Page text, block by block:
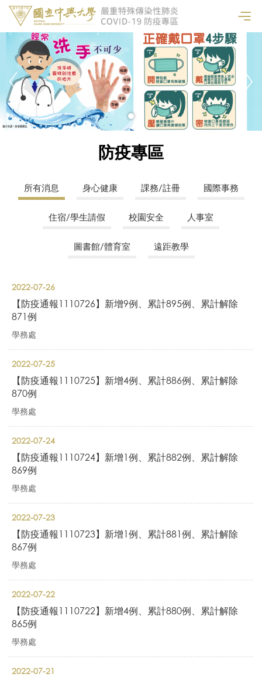
防疫專區
所有消息 身心健康 課務/註冊 國際事務
住宿/學生請假 校園安全 人事室
圖書館/體育室 遠距教學
2022-07-26
【防疫通報1110726】新增9例、累計895例、累計解除
871例
學務處
2022-07-25
【防疫通報1110725】新增4例、累計886例、累計解除
870例
學務處
2022-07-24
【防疫通報1110724】新增1例、累計882例、累計解除
869例
學務處
2022-07-23
【防疫通報1110723】新增1例、累計881例、累計解除
867例
學務處
2022-07-22
【防疫通報1110722】新增4例、累計880例、累計解除
865例
學務處
2022-07-21